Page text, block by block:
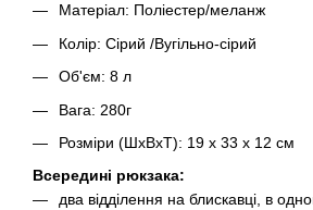
Матеріал: Поліестер/меланж
Колір: Сірий /Вугільно-сірий
Об'єм: 8 л
Вага: 280г
Розміри (ШхВхТ): 19 x 33 x 12 см
Всередині рюкзака:
два відділення на блискавці, в